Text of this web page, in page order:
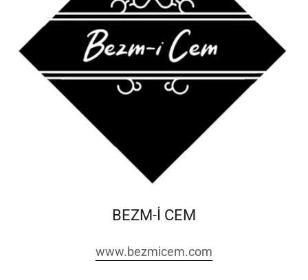
BEZM-İ CEM
www.bezmicem.com